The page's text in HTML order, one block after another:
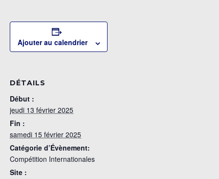
Ajouter au calendrier
DÉTAILS
Début :
jeudi 13 février 2025
Fin :
samedi 15 février 2025
Catégorie d’Évènement:
Compétition Internationales
Site :